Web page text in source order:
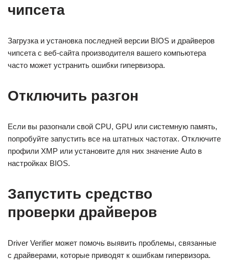
чипсета
Загрузка и установка последней версии BIOS и драйверов
чипсета с веб-сайта производителя вашего компьютера
часто может устранить ошибки гипервизора.
Отключить разгон
Если вы разогнали свой CPU, GPU или системную память,
попробуйте запустить все на штатных частотах. Отключите
профили XMP или установите для них значение Auto в
настройках BIOS.
Запустить средство
проверки драйверов
Driver Verifier может помочь выявить проблемы, связанные
с драйверами, которые приводят к ошибкам гипервизора.